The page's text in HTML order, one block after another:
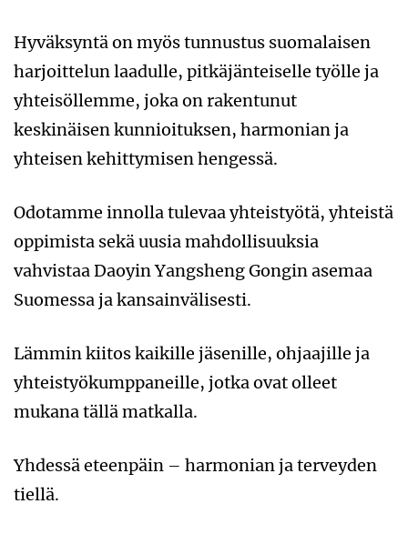
Hyväksyntä on myös tunnustus suomalaisen
harjoittelun laadulle, pitkäjänteiselle työlle ja
yhteisöllemme, joka on rakentunut
keskinäisen kunnioituksen, harmonian ja
yhteisen kehittymisen hengessä.
Odotamme innolla tulevaa yhteistyötä, yhteistä
oppimista sekä uusia mahdollisuuksia
vahvistaa Daoyin Yangsheng Gongin asemaa
Suomessa ja kansainvälisesti.
Lämmin kiitos kaikille jäsenille, ohjaajille ja
yhteistyökumppaneille, jotka ovat olleet
mukana tällä matkalla.
Yhdessä eteenpäin – harmonian ja terveyden
tiellä.